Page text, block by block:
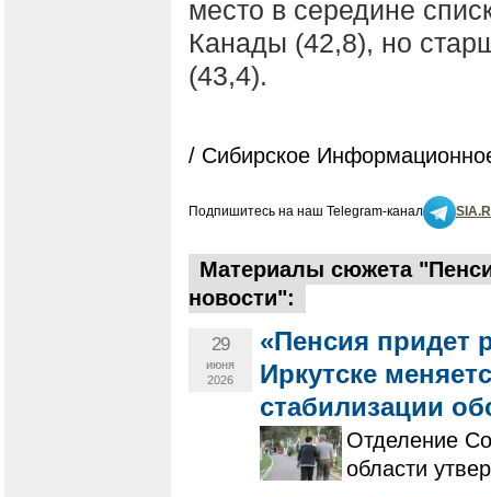
место в середине
Канады (42,8), но
(43,4).
/ Сибирское
Подпишитесь на наш Telegram-канал
Материалы сюжета
новости":
29
июня
2026
«Пенсия придет
Иркутске
стабилизации
Отделение
области